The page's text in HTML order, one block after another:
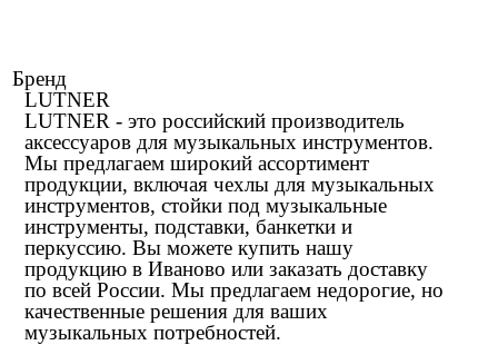
Бренд
LUTNER
LUTNER - это российский производитель
аксессуаров для музыкальных инструментов.
Мы предлагаем широкий ассортимент
продукции, включая чехлы для музыкальных
инструментов, стойки под музыкальные
инструменты, подставки, банкетки и
перкуссию. Вы можете купить нашу
продукцию в Иваново или заказать доставку
по всей России. Мы предлагаем недорогие, но
качественные решения для ваших
музыкальных потребностей.